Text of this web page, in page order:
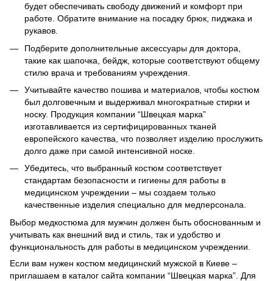
будет обеспечивать свободу движений и комфорт при
работе. Обратите внимание на посадку брюк, пиджака и
рукавов.
Подберите дополнительные аксессуары для доктора,
такие как шапочка, бейдж, которые соответствуют общему
стилю врача и требованиям учреждения.
Учитывайте качество пошива и материалов, чтобы костюм
был долговечным и выдерживал многократные стирки и
носку. Продукция компании “Швецкая марка”
изготавливается из сертифицированных тканей
европейского качества, что позволяет изделию прослужить
долго даже при самой интенсивной носке.
Убедитесь, что выбранный костюм соответствует
стандартам безопасности и гигиены для работы в
медицинском учреждении – мы создаем только
качественные изделия специально для медперсонала.
Выбор медкостюма для мужчин должен быть обоснованным и
учитывать как внешний вид и стиль, так и удобство и
функциональность для работы в медицинском учреждении.
Если вам нужен костюм медицинский мужской в Киеве –
приглашаем в каталог сайта компании “Швецкая марка”. Для